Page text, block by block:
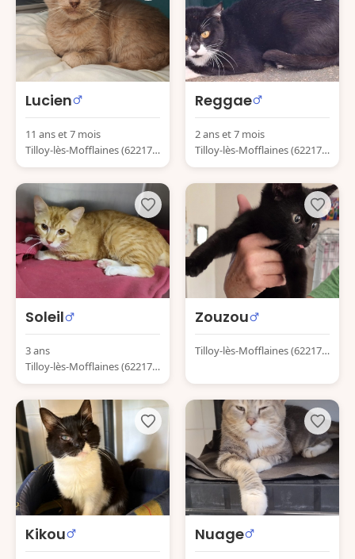
Lucien
11 ans et 7 mois
Tilloy-lès-Mofflaines (62217)
France
Reggae
2 ans et 7 mois
Tilloy-lès-Mofflaines (62217)
France
Soleil
3 ans
Tilloy-lès-Mofflaines (62217)
France
Zouzou
Tilloy-lès-Mofflaines (62217)
Kikou Nuage